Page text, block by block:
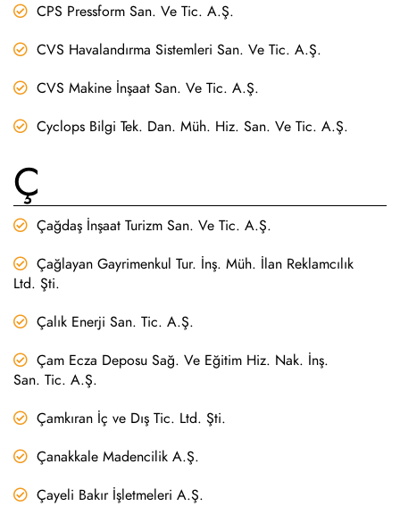
CPS Pressform San. Ve Tic. A.Ş.
CVS Havalandırma Sistemleri San. Ve Tic. A.Ş.
CVS Makine İnşaat San. Ve Tic. A.Ş.
Cyclops Bilgi Tek. Dan. Müh. Hiz. San. Ve Tic. A.Ş.
Ç
Çağdaş İnşaat Turizm San. Ve Tic. A.Ş.
Çağlayan Gayrimenkul Tur. İnş. Müh. İlan Reklamcılık
Ltd. Şti.
Çalık Enerji San. Tic. A.Ş.
Çam Ecza Deposu Sağ. Ve Eğitim Hiz. Nak. İnş.
San. Tic. A.Ş.
Çamkıran İç ve Dış Tic. Ltd. Şti.
Çanakkale Madencilik A.Ş.
Çayeli Bakır İşletmeleri A.Ş.